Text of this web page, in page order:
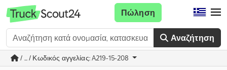
Αναζήτηση
Πώληση
/ ... / Κωδικός αγγελίας: A219-15-208